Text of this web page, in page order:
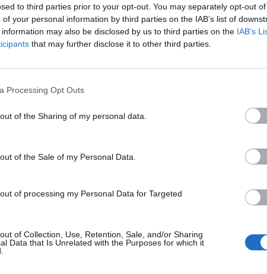
to third parties prior to your opt-out. You may separately opt-out
your personal information by third parties on the IAB’s list of
may also be disclosed by us to third parties on the IAB’s
that may further disclose it to other third parties.
Processing Opt Outs
of the Sharing of my personal data.
of the Sale of my Personal Data.
of processing my Personal Data for Targeted
of Collection, Use, Retention, Sale, and/or Sharing
Data that Is Unrelated with the Purposes for which it